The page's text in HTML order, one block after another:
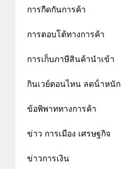
การกีดกันการค้า
การตอบโต้ทางการค้า
การเก็บภาษีสินค้านำเข้า
กินเวย์ตอนไหน ลดน้ําหนัก
ข้อพิพาททางการค้า
ข่าว การเมือง เศรษฐกิจ
ข่าวการเงิน